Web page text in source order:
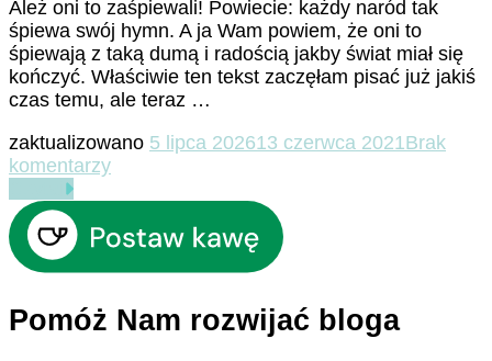
Ależ oni to zaśpiewali! Powiecie: każdy naród tak
śpiewa swój hymn. A ja Wam powiem, że oni to
śpiewają z taką dumą i radością jakby świat miał się
kończyć. Właściwie ten tekst zaczęłam pisać już jakiś
czas temu, ale teraz …
zaktualizowano 5 lipca 202613 czerwca 2021Brak
komentarzydo
czyli
włoskim
słów
Pomóż Nam rozwijać bloga